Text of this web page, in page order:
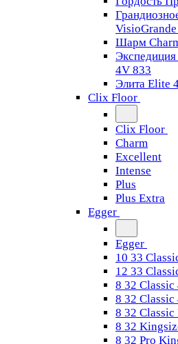
Шарм
4V 833
Элита Elite
Clix Floor
Clix Floor
Charm
Excellent
Intense
Plus
Plus Extra
Egger
Egger
10 33
12 33
8 32
8 32 Classic
8 32 Classic
8 32
8 32 Pro